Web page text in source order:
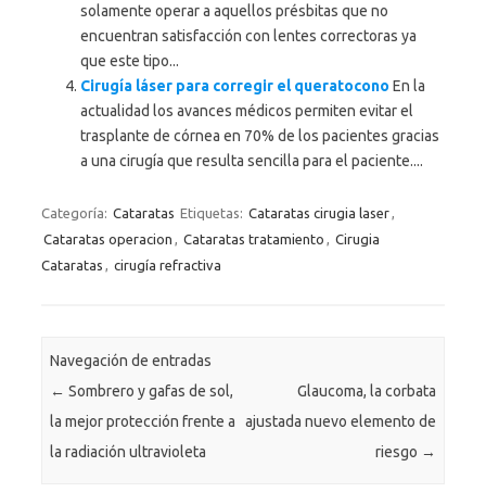
solamente operar a aquellos présbitas que no
encuentran satisfacción con lentes correctoras ya
que este tipo...
Cirugía láser para corregir el queratocono En la
actualidad los avances médicos permiten evitar el
trasplante de córnea en 70% de los pacientes gracias
a una cirugía que resulta sencilla para el paciente....
Categoría: Cataratas Etiquetas: Cataratas cirugia laser,
Cataratas operacion , Cataratas tratamiento , Cirugia
Cataratas , cirugía refractiva
Navegación de entradas
← Sombrero y gafas de sol,
la mejor protección frente a
la radiación ultravioleta
Glaucoma, la corbata
ajustada nuevo elemento de
riesgo →